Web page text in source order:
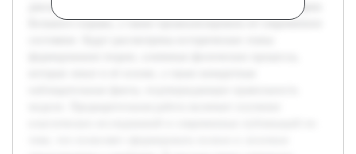
доклада — раскрыть основные идеи и доказательства теории
Большого взрыва, а также проанализировать её современное